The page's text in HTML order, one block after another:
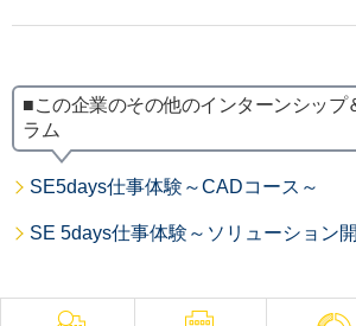
■この企業のその他のインターンシップ
ラム
SE5days仕事体験～CADコース～
SE 5days仕事体験～ソリューション